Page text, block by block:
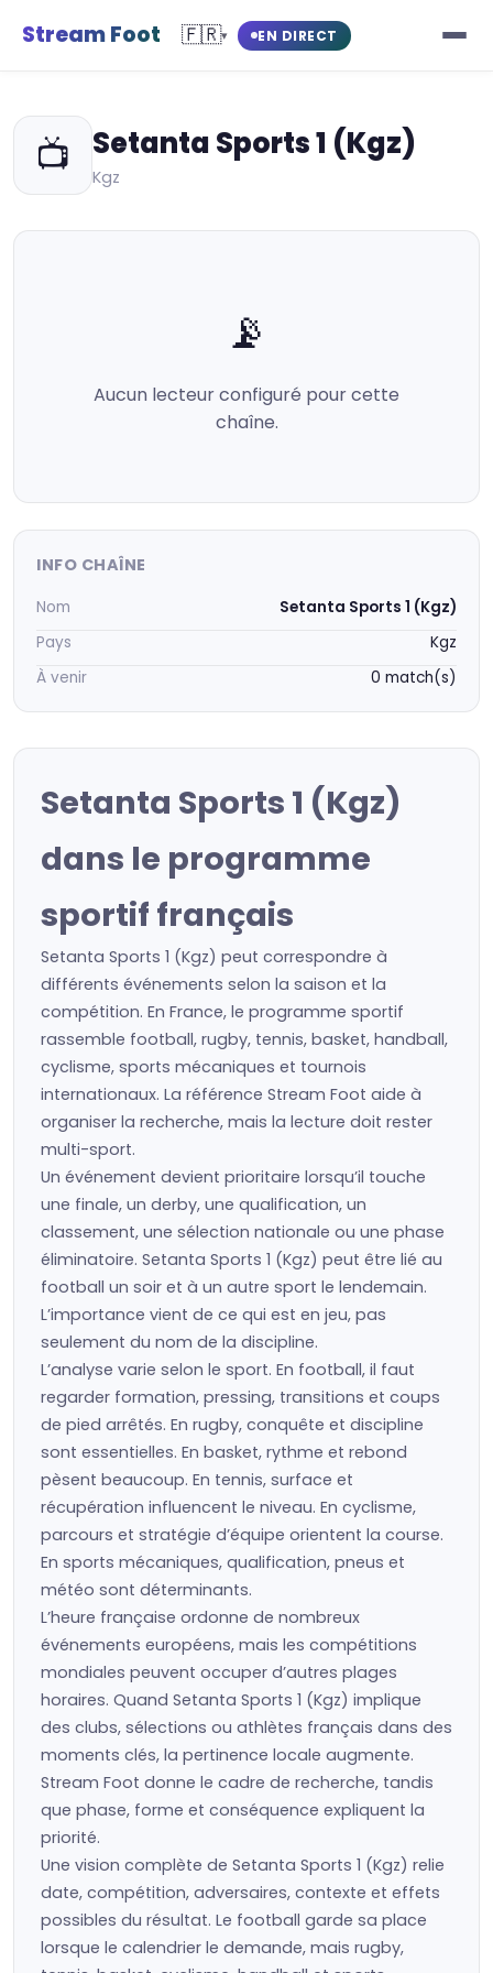
Stream Foot 🇫🇷▾ EN DIRECT
📺 Setanta Sports 1 (Kgz)
Kgz
📡
Aucun lecteur configuré pour cette
chaîne.
INFO CHAÎNE
Nom
Setanta Sports 1 (Kgz)
Pays
Kgz
À venir
0 match(s)
Setanta Sports 1 (Kgz)
dans le programme
sportif français
Setanta Sports 1 (Kgz) peut correspondre à
différents événements selon la saison et la
compétition. En France, le programme sportif
rassemble football, rugby, tennis, basket, handball,
cyclisme, sports mécaniques et tournois
internationaux. La référence Stream Foot aide à
organiser la recherche, mais la lecture doit rester
multi-sport.
Un événement devient prioritaire lorsqu’il touche
une finale, un derby, une qualification, un
classement, une sélection nationale ou une phase
éliminatoire. Setanta Sports 1 (Kgz) peut être lié au
football un soir et à un autre sport le lendemain.
L’importance vient de ce qui est en jeu, pas
seulement du nom de la discipline.
L’analyse varie selon le sport. En football, il faut
regarder formation, pressing, transitions et coups
de pied arrêtés. En rugby, conquête et discipline
sont essentielles. En basket, rythme et rebond
pèsent beaucoup. En tennis, surface et
récupération influencent le niveau. En cyclisme,
parcours et stratégie d’équipe orientent la course.
En sports mécaniques, qualification, pneus et
météo sont déterminants.
L’heure française ordonne de nombreux
événements européens, mais les compétitions
mondiales peuvent occuper d’autres plages
horaires. Quand Setanta Sports 1 (Kgz) implique
des clubs, sélections ou athlètes français dans des
moments clés, la pertinence locale augmente.
Stream Foot donne le cadre de recherche, tandis
que phase, forme et conséquence expliquent la
priorité.
Une vision complète de Setanta Sports 1 (Kgz) relie
date, compétition, adversaires, contexte et effets
possibles du résultat. Le football garde sa place
lorsque le calendrier le demande, mais rugby,